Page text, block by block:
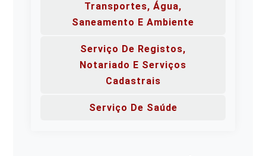
Transportes, Água,
Saneamento E Ambiente
Serviço De Registos,
Notariado E Serviços
Cadastrais
Serviço De Saúde